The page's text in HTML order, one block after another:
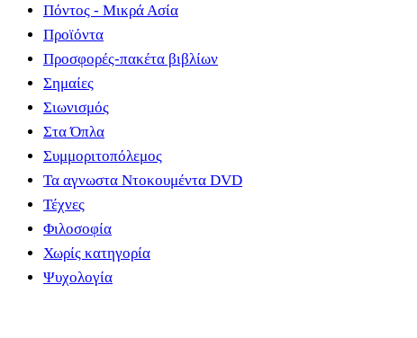
Πόντος - Μικρά Ασία
Προϊόντα
Προσφορές-πακέτα βιβλίων
Σημαίες
Σιωνισμός
Στα Όπλα
Συμμοριτοπόλεμος
Τα αγνωστα Ντοκουμέντα DVD
Τέχνες
Φιλοσοφία
Χωρίς κατηγορία
Ψυχολογία